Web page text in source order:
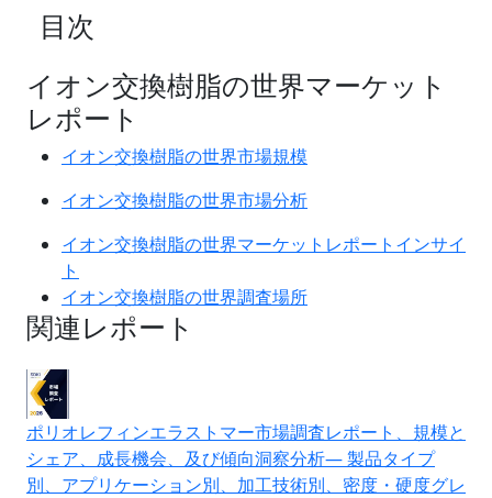
目次
イオン交換樹脂の世界マーケット
レポート
イオン交換樹脂の世界市場規模
イオン交換樹脂の世界市場分析
イオン交換樹脂の世界マーケットレポートインサイ
ト
イオン交換樹脂の世界調査場所
関連レポート
ポリオレフィンエラストマー市場調査レポート、規模と
シェア、成長機会、及び傾向洞察分析― 製品タイプ
別、アプリケーション別、加工技術別、密度・硬度グレ